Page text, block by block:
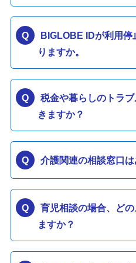
BIGLOBE IDが利用
りますか。
税金や暮らしのトラ
きますか？
介護関連の相談窓口は
育児相談の場合、ど
ますか？